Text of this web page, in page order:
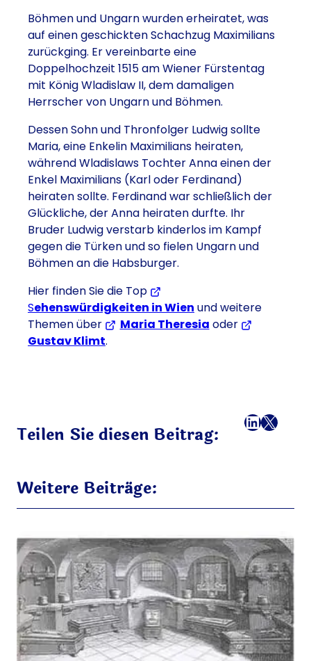
Böhmen und Ungarn wurden erheiratet, was
auf einen geschickten Schachzug Maximilians
zurückging. Er vereinbarte eine
Doppelhochzeit 1515 am Wiener Fürstentag
mit König Wladislaw II, dem damaligen
Herrscher von Ungarn und Böhmen.
Dessen Sohn und Thronfolger Ludwig sollte
Maria, eine Enkelin Maximilians heiraten,
während Wladislaws Tochter Anna einen der
Enkel Maximilians (Karl oder Ferdinand)
heiraten sollte. Ferdinand war schließlich der
Glückliche, der Anna heiraten durfte. Ihr
Bruder Ludwig verstarb kinderlos im Kampf
gegen die Türken und so fielen Ungarn und
Böhmen an die Habsburger.
Hier finden Sie die Top
Sehenswürdigkeiten in Wien und weitere
Themen über
Maria Theresia oder
Gustav Klimt.
Teilen Sie diesen Beitrag:
Facebook
LinkedIn
X E-Mail
Weitere Beiträge: